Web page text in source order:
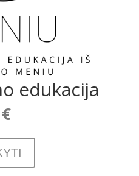
edukacija
€